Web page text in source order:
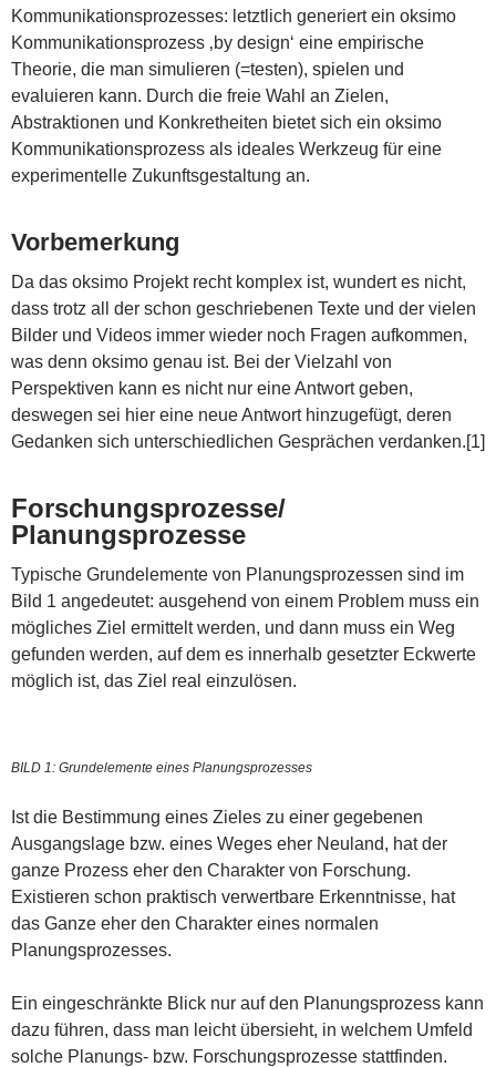
Kommunikationsprozesses: letztlich generiert ein oksimo
Kommunikationsprozess ‚by design‘ eine empirische
Theorie, die man simulieren (=testen), spielen und
evaluieren kann. Durch die freie Wahl an Zielen,
Abstraktionen und Konkretheiten bietet sich ein oksimo
Kommunikationsprozess als ideales Werkzeug für eine
experimentelle Zukunftsgestaltung an.
Vorbemerkung
Da das oksimo Projekt recht komplex ist, wundert es nicht,
dass trotz all der schon geschriebenen Texte und der vielen
Bilder und Videos immer wieder noch Fragen aufkommen,
was denn oksimo genau ist. Bei der Vielzahl von
Perspektiven kann es nicht nur eine Antwort geben,
deswegen sei hier eine neue Antwort hinzugefügt, deren
Gedanken sich unterschiedlichen Gesprächen verdanken.[1]
Forschungsprozesse/
Planungsprozesse
Typische Grundelemente von Planungsprozessen sind im
Bild 1 angedeutet: ausgehend von einem Problem muss ein
mögliches Ziel ermittelt werden, und dann muss ein Weg
gefunden werden, auf dem es innerhalb gesetzter Eckwerte
möglich ist, das Ziel real einzulösen.
BILD 1: Grundelemente eines Planungsprozesses
Ist die Bestimmung eines Zieles zu einer gegebenen
Ausgangslage bzw. eines Weges eher Neuland, hat der
ganze Prozess eher den Charakter von Forschung.
Existieren schon praktisch verwertbare Erkenntnisse, hat
das Ganze eher den Charakter eines normalen
Planungsprozesses.
Ein eingeschränkte Blick nur auf den Planungsprozess kann
dazu führen, dass man leicht übersieht, in welchem Umfeld
solche Planungs- bzw. Forschungsprozesse stattfinden.